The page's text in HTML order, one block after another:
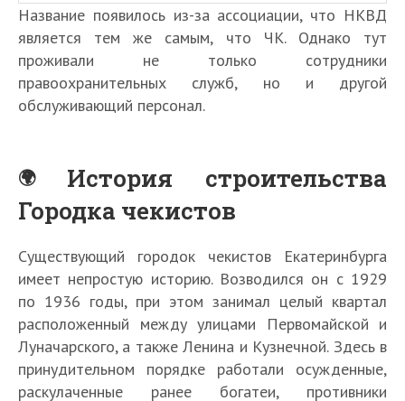
Название появилось из-за ассоциации, что НКВД
является тем же самым, что ЧК. Однако тут
проживали не только сотрудники
правоохранительных служб, но и другой
обслуживающий персонал.
История строительства
Городка чекистов
Существующий городок чекистов Екатеринбурга
имеет непростую историю. Возводился он с 1929
по 1936 годы, при этом занимал целый квартал
расположенный между улицами Первомайской и
Луначарского, а также Ленина и Кузнечной. Здесь в
принудительном порядке работали осужденные,
раскулаченные ранее богатеи, противники